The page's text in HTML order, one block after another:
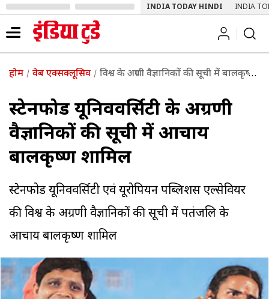
INDIA TODAY HINDI INDIA
होम वेब एक्सक्लूसिव विश्व के अग्रणी वैज्ञानिकों की सूची में बालकृष्ण शामिल
स्टेनफोर्ड यूनिववर्सिटी के अग्रणी
वैज्ञानिकों की सूची में आचार्य
बालकृष्ण शामिल
स्टेनफोर्ड यूनिववर्सिटी एवं यूरोपियन पब्लिशर्स एल्सेवियर
की विश्व के अग्रणी वैज्ञानिकों की सूची में पतंजलि के
आचार्य बालकृष्ण शामिल